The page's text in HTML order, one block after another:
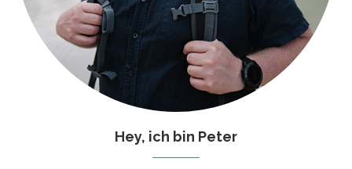
Hey, ich bin Peter